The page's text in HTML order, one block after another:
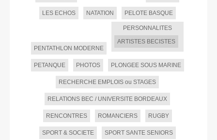
LES ECHOS NATATION PELOTE BASQUE
PENTATHLON MODERNE
PERSONNALITES
ARTISTES BECISTES
PETANQUE PHOTOS PLONGEE SOUS MARINE
RECHERCHE EMPLOIS ou STAGES
RELATIONS BEC / UNIVERSITE BORDEAUX
RENCONTRES ROMANCIERS RUGBY
SPORT & SOCIETE SPORT SANTE SENIORS